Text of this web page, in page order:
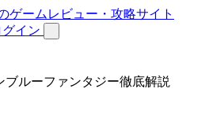
グイン
ルーファンタジー徹底解説